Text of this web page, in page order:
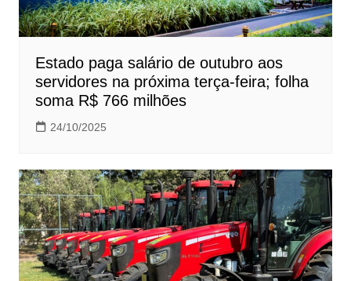
Estado paga salário de outubro aos
servidores na próxima terça-feira; folha
soma R$ 766 milhões
24/10/2025